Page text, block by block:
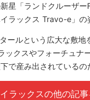
星「ランドクルーザ
ラックス Travo-e」の
ルという広大な敷地
ックスやフォーチュナ
で産み出されているの
ラックスの他の記